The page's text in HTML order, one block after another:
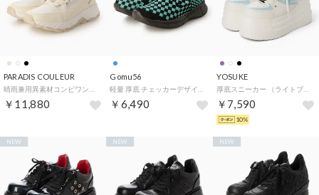
PARADIS COULEUR
￥11,880
Gomu56
￥6,490
YOSUKE
厚底スニーカー （ライトブルーコンビ）
￥7,590
10%
NEW NEW NEW